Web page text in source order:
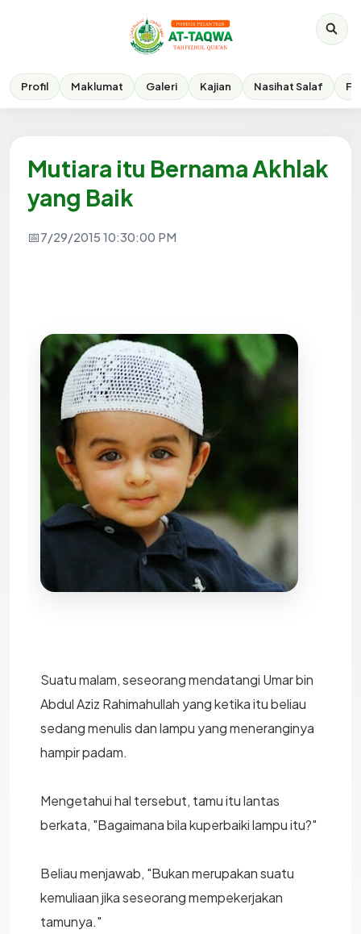
Profil Maklumat Galeri Kajian Nasihat Salaf
Mutiara itu Bernama Akhlak
yang Baik
7/29/2015 10:30:00 PM
Suatu malam, seseorang mendatangi Umar bin
Abdul Aziz Rahimahullah yang ketika itu beliau
sedang menulis dan lampu yang meneranginya
hampir padam.
Mengetahui hal tersebut, tamu itu lantas
berkata, "Bagaimana bila kuperbaiki lampu itu?"
Beliau menjawab, "Bukan merupakan suatu
kemuliaan jika seseorang mempekerjakan
tamunya."